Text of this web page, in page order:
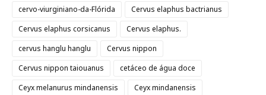
cervo-viurginiano-da-Flórida
Cervus elaphus bactrianus
Cervus elaphus corsicanus
Cervus elaphus.
cervus hanglu hanglu
Cervus nippon
Cervus nippon taiouanus
cetáceo de água doce
Ceyx melanurus mindanensis
Ceyx mindanensis